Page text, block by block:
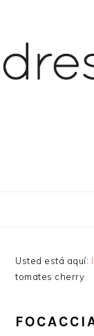
navegación
principal
principal
barra
lateral
Usted está aquí:
tomates cherry